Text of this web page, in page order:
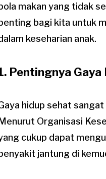
makan yang tidak
bagi kita untuk
keseharian anak.
Pentingnya
hidup sehat
Organisasi
cukup dapat
jantung di